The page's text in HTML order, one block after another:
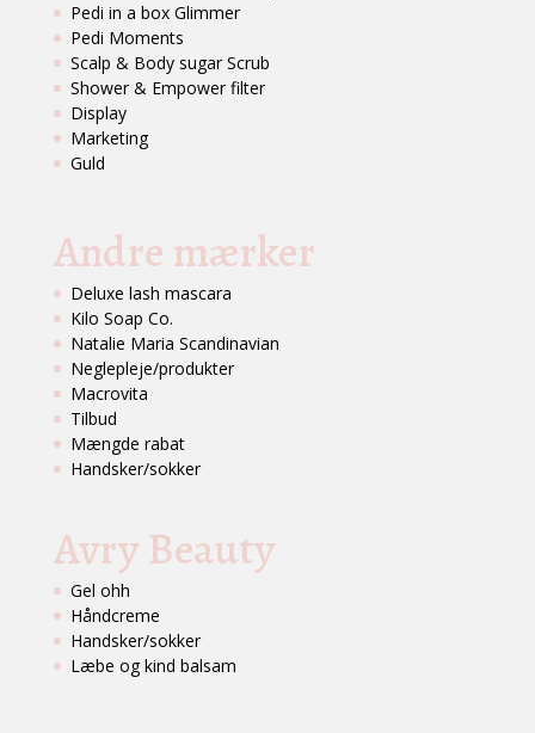
Pedi in a box Glimmer
Pedi Moments
Scalp & Body sugar Scrub
Shower & Empower filter
Display
Marketing
Guld
Andre mærker
Deluxe lash mascara
Kilo Soap Co.
Natalie Maria Scandinavian
Neglepleje/produkter
Macrovita
Tilbud
Mængde rabat
Handsker/sokker
Avry Beauty
Gel ohh
Håndcreme
Handsker/sokker
Læbe og kind balsam